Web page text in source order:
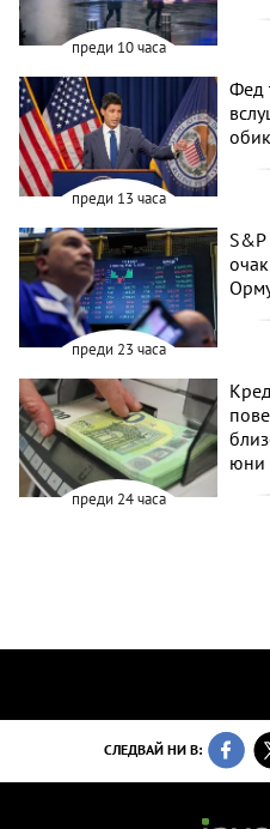
преди 10 часа
преди 13 часа
Фед
преди 23 часа
преди 24 часа
юни
СЛЕДВАЙ НИ В: